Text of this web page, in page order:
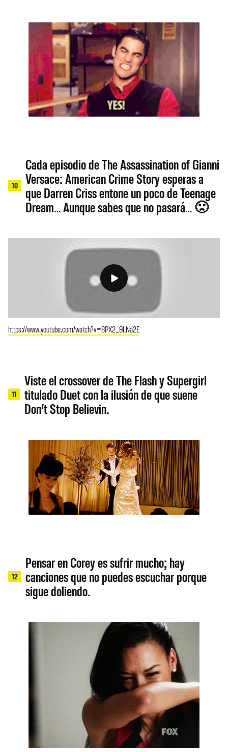
10
Cada episodio de The Assassination of Gianni
Versace: American Crime Story esperas a
que Darren Criss entone un poco de Teenage
Dream… Aunque sabes que no pasará… 🙁
https://www.youtube.com/watch?v=8PX2_9LNa2E
11
Viste el crossover de The Flash y Supergirl
titulado Duet con la ilusión de que suene
Don’t Stop Believin.
12
Pensar en Corey es sufrir mucho; hay
canciones que no puedes escuchar porque
sigue doliendo.